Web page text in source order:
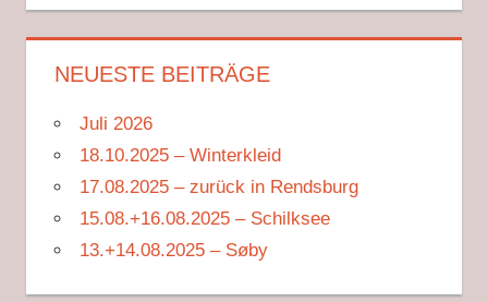
NEUESTE BEITRÄGE
Juli 2026
18.10.2025 – Winterkleid
17.08.2025 – zurück in Rendsburg
15.08.+16.08.2025 – Schilksee
13.+14.08.2025 – Søby